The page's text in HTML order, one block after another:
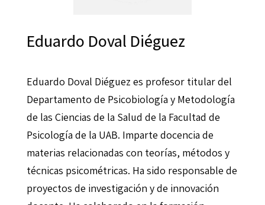
Eduardo Doval Diéguez
Eduardo Doval Diéguez es profesor titular del
Departamento de Psicobiología y Metodología
de las Ciencias de la Salud de la Facultad de
Psicología de la UAB. Imparte docencia de
materias relacionadas con teorías, métodos y
técnicas psicométricas. Ha sido responsable de
proyectos de investigación y de innovación